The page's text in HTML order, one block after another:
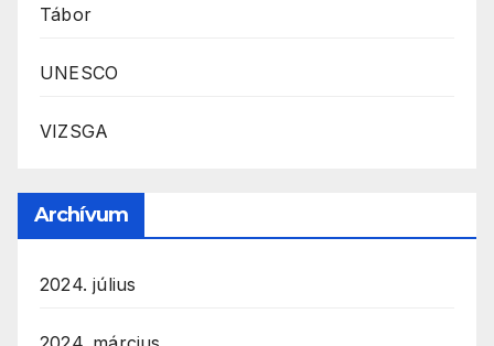
Tábor
UNESCO
VIZSGA
Archívum
2024. július